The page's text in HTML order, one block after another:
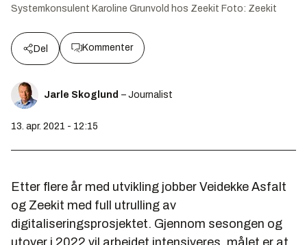
Systemkonsulent Karoline Grunvold hos Zeekit Foto: Zeekit
Del Kommenter
Jarle Skoglund – Journalist
13. apr. 2021 - 12:15
Etter flere år med utvikling jobber Veidekke Asfalt
og Zeekit med full utrulling av
digitaliseringsprosjektet. Gjennom sesongen og
utover i 2022 vil arbeidet intensiveres, målet er at